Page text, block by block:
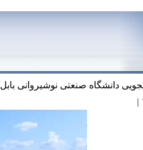
دانشگاه صنعتی نوشیروانی بابل